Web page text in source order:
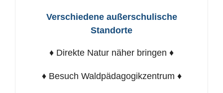
Verschiedene außerschulische
Standorte
♦ Direkte Natur näher bringen ♦
♦ Besuch Waldpädagogikzentrum ♦